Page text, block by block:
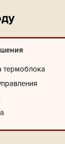
термоблока